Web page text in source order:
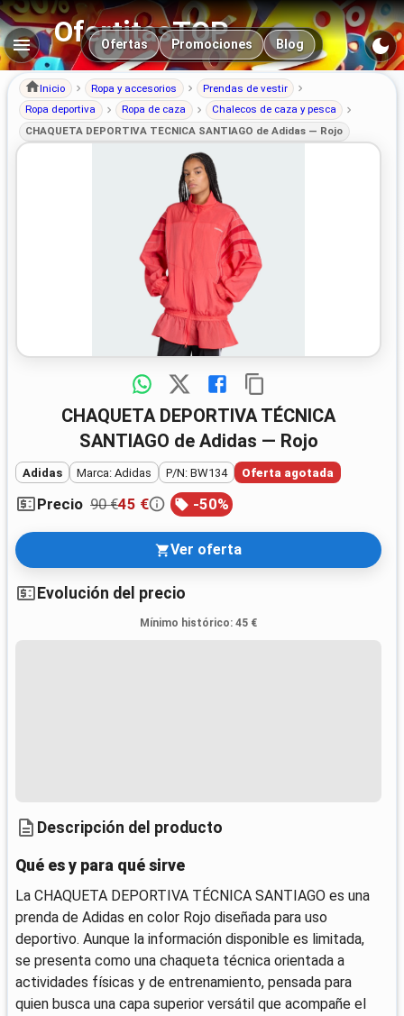
OfertitasTOP
Navegación principal
Ofertas Promociones Blog
Inicio Ropa y accesorios
Prendas de vestir
Ropa deportiva
Ropa de caza
Chalecos de caza y pesca
CHAQUETA DEPORTIVA TÉCNICA SANTIAGO de Adidas — Rojo
CHAQUETA DEPORTIVA TÉCNICA
SANTIAGO de Adidas — Rojo
Adidas Marca: Adidas P/N: BW134 Oferta agotada
Precio 90 €45 € -50%
Ver oferta
Evolución del precio
Mínimo histórico: 45 €
Descripción del producto
Qué es y para qué sirve
La CHAQUETA DEPORTIVA TÉCNICA SANTIAGO es una
prenda de Adidas en color Rojo diseñada para uso
deportivo. Aunque la información disponible es limitada,
se presenta como una chaqueta técnica orientada a
actividades físicas y de entrenamiento, pensada para
quien busca una capa superior versátil que acompañe el